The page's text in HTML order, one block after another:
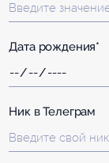
Дата рождения*
Ник в Телеграм